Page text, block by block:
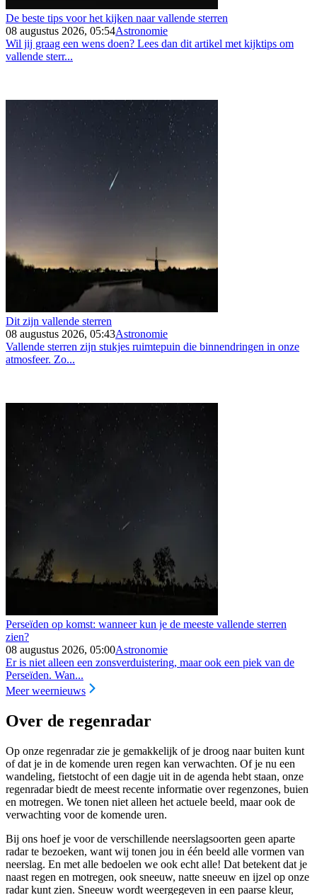
De beste tips voor het kijken naar vallende sterren
08 augustus 2026, 05:54Astronomie
Wil jij graag een wens doen? Lees dan dit artikel met kijktips om
vallende sterr...
Dit zijn vallende sterren
08 augustus 2026, 05:43Astronomie
Vallende sterren zijn stukjes ruimtepuin die binnendringen in onze
atmosfeer. Zo...
Perseïden op komst: wanneer kun je de meeste vallende sterren
zien?
08 augustus 2026, 05:00Astronomie
Er is niet alleen een zonsverduistering, maar ook een piek van de
Perseïden. Wan...
Meer weernieuws
Over de regenradar
Op onze regenradar zie je gemakkelijk of je droog naar buiten kunt
of dat je in de komende uren regen kan verwachten. Of je nu een
wandeling, fietstocht of een dagje uit in de agenda hebt staan, onze
regenradar biedt de meest recente informatie over regenzones, buien
en motregen. We tonen niet alleen het actuele beeld, maar ook de
verwachting voor de komende uren.
Bij ons hoef je voor de verschillende neerslagsoorten geen aparte
radar te bezoeken, want wij tonen jou in één beeld alle vormen van
neerslag. En met alle bedoelen we ook echt alle! Dat betekent dat je
naast regen en motregen, ook sneeuw, natte sneeuw en ijzel op onze
radar kunt zien. Sneeuw wordt weergegeven in een paarse kleur,